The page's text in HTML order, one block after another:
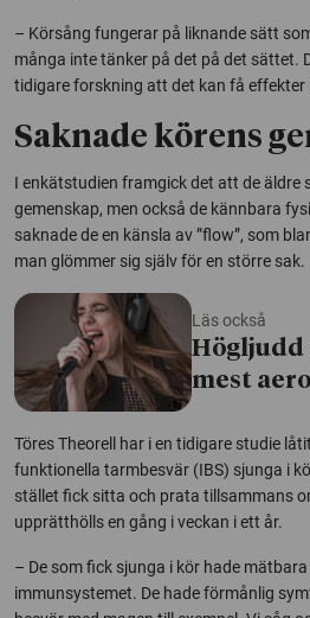
– Körsång fungerar på liknande sätt
många inte tänker på det på det sättet.
tidigare forskning att det kan få
Saknade körens
I enkätstudien framgick det att de äldre
gemenskap, men också de kännbara
saknade de en känsla av ”flow”, som
man glömmer sig själv för en större sak.
Läs också
Högljudd
mest
Töres Theorell har i en tidigare studie
funktionella tarmbesvär (IBS) sjunga i
stället fick sitta och prata tillsammans
upprätthölls en gång i veckan i ett år.
– De som fick sjunga i kör hade
immunsystemet. De hade förmånlig